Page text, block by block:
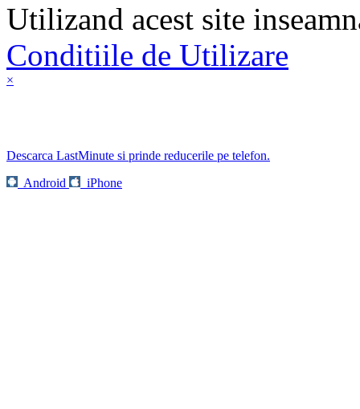
Utilizand acest site
Conditiile de Utilizare
×
Descarca LastMinute si prinde reducerile pe telefon.
Android
iPhone